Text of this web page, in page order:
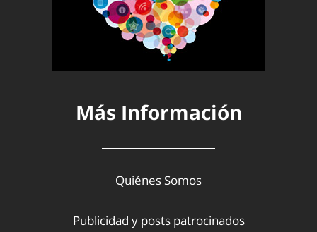
Más Información
Quiénes Somos
Publicidad y posts patrocinados